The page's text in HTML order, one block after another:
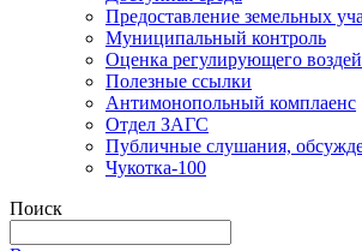
Предоставление земельных
Муниципальный контроль
Оценка регулирующего
Полезные ссылки
Антимонопольный комплаенс
Отдел ЗАГС
Публичные слушания,
Чукотка-100
Поиск